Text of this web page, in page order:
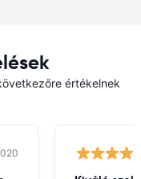
értékelnek